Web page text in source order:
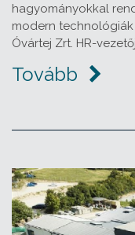
hagyományokkal
modern
Óvártej Zrt. HR-
Tovább